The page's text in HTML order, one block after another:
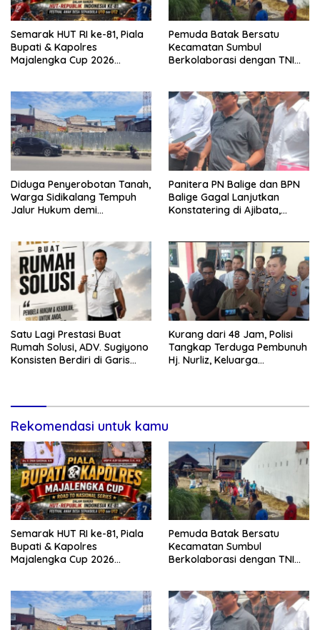
Semarak HUT RI ke-81, Piala
Bupati & Kapolres
Majalengka Cup 2026
Pemuda Batak Bersatu
Kecamatan Sumbul
Berkolaborasi dengan TNI
dan HUT Ke-81 Kemerdekaan
RI
Diduga Penyerobotan Tanah,
Warga Sidikalang Tempuh
Jalur Hukum demi
Panitera PN Balige dan BPN
Balige Gagal Lanjutkan
Konstatering di Ajibata,
Satu Lagi Prestasi Buat
Rumah Solusi, ADV. Sugiyono
Konsisten Berdiri di Garis
Kurang dari 48 Jam, Polisi
Tangkap Terduga Pembunuh
Hj. Nurliz, Keluarga
Rekomendasi untuk kamu
Semarak HUT RI ke-81, Piala
Bupati & Kapolres
Majalengka Cup 2026
Pemuda Batak Bersatu
Kecamatan Sumbul
Berkolaborasi dengan TNI
dan HUT Ke-81 Kemerdekaan
RI